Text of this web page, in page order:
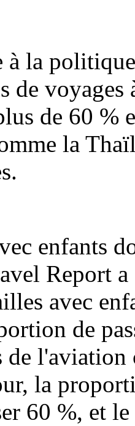
à la
de
de 60 %
la
enfants
Report
avec
de
la
60 %, et